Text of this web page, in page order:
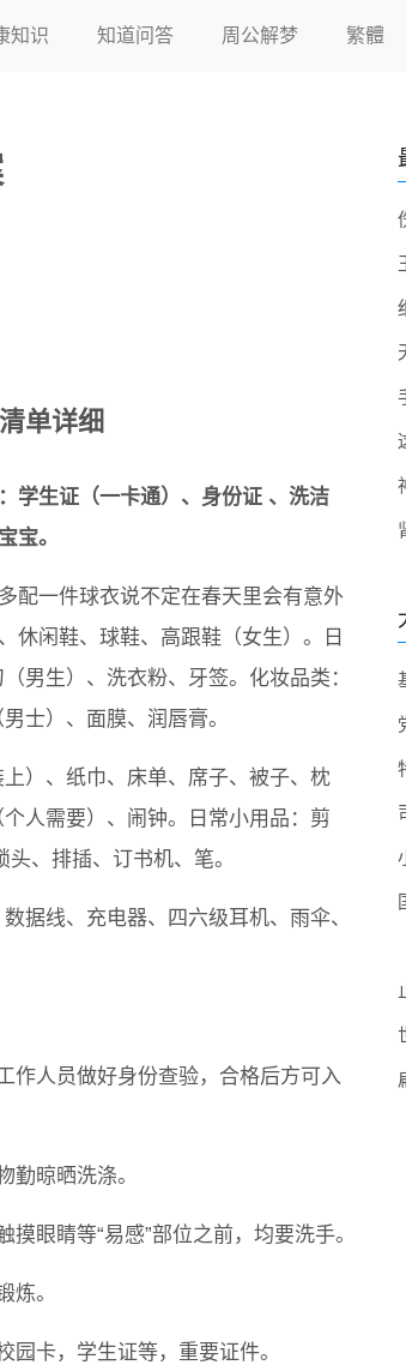
知识 知道问答 周公解梦 繁體
单详细
学生证（一卡通）、身份证 、洗洁
宝。
配一件球衣说不定在春天里会有意外
休闲鞋、球鞋、高跟鞋（女生）。日
男生）、洗衣粉、牙签。化妆品类：
士）、面膜、润唇膏。
）、纸巾、床单、席子、被子、枕
人需要）、闹钟。日常小用品：剪
、排插、订书机、笔。
据线、充电器、四六级耳机、雨伞、
作人员做好身份查验，合格后方可入
晾晒洗涤。
眼睛等“易感”部位之前，均要洗手。
炼。
卡，学生证等，重要证件。